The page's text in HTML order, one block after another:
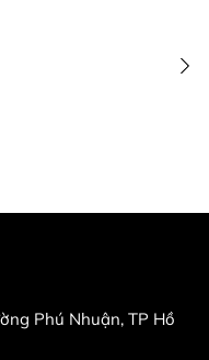
Phú Nhuận, TP Hồ